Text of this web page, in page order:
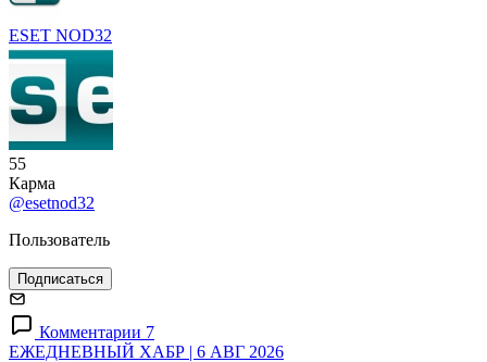
ESET NOD32
55
Карма
@esetnod32
Пользователь
Подписаться
Комментарии 7
ЕЖЕДНЕВНЫЙ ХАБР | 6 АВГ 2026